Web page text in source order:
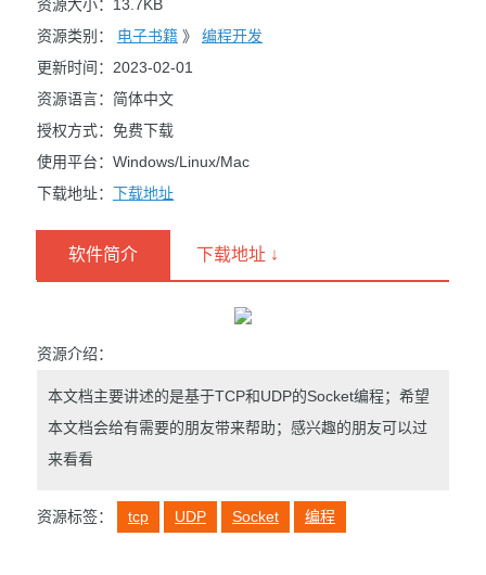
资源大小：13.7KB
资源类别： 电子书籍 》 编程开发
更新时间：2023-02-01
资源语言：简体中文
授权方式：免费下载
使用平台：Windows/Linux/Mac
下载地址： 下载地址
软件简介 下载地址 ↓
资源介绍：
本文档主要讲述的是基于TCP和UDP的Socket编程；希望
本文档会给有需要的朋友带来帮助；感兴趣的朋友可以过
来看看
资源标签： tcp UDP Socket 编程